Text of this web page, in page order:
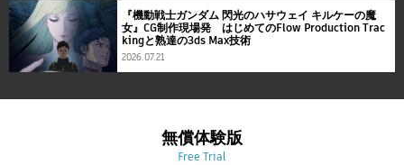
『機動戦士ガンダム 閃光のハサウェイ キルケーの魔
女』CG制作現場発 はじめてのFlow Production Trac
kingと熟達の3ds Max技術
2026.07.21
無償体験版
Free Trial